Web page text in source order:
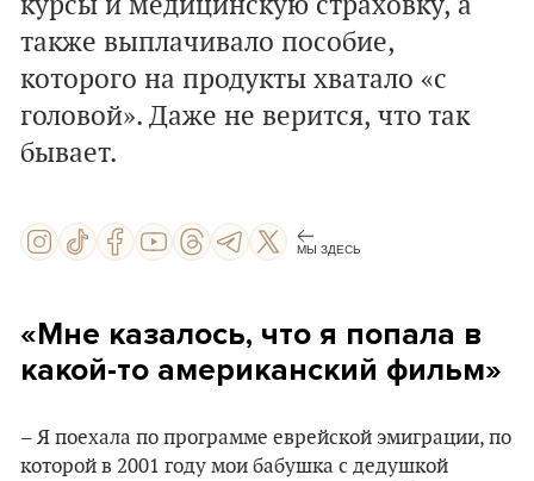
также выплачивало пособие,
которого на продукты хватало «с
головой». Даже не верится, что так
бывает.
МЫ ЗДЕСЬ
«Мне казалось, что я попала в
какой-то американский фильм»
– Я поехала по программе еврейской эмиграции, по
которой в 2001 году мои бабушка с дедушкой